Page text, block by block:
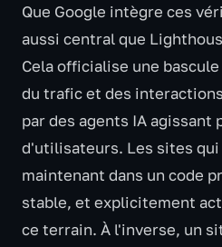
Que Google intègre ces
aussi central que
Cela officialise une
du trafic et des
par des agents IA agissant
d'utilisateurs. Les sites
maintenant dans un code
stable, et explicitement
ce terrain. À l'inverse, un